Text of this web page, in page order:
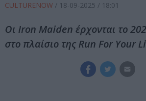
CULTURENOW / 18-09-2025 / 18:01
Οι Iron Maiden έρχονται το
στο πλαίσιο της Run For Your